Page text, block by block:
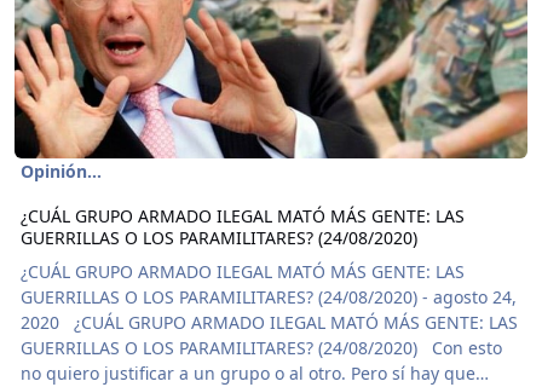
Opinión...
¿CUÁL GRUPO ARMADO ILEGAL MATÓ MÁS GENTE: LAS
GUERRILLAS O LOS PARAMILITARES? (24/08/2020)
¿CUÁL GRUPO ARMADO ILEGAL MATÓ MÁS GENTE: LAS
GUERRILLAS O LOS PARAMILITARES? (24/08/2020) - agosto 24,
2020 ¿CUÁL GRUPO ARMADO ILEGAL MATÓ MÁS GENTE: LAS
GUERRILLAS O LOS PARAMILITARES? (24/08/2020) Con esto
no quiero justificar a un grupo o al otro. Pero sí hay que